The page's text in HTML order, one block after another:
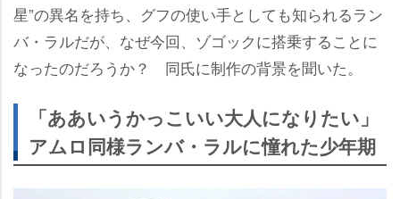
星”の異名を持ち、グフの使い手としても知られるラン
バ・ラルだが、なぜ今回、ゾゴックに搭乗することに
なったのだろうか？ 同氏に制作の背景を聞いた。
「ああいうかっこいい大人になりたい」
アムロ同様ランバ・ラルに憧れた少年期